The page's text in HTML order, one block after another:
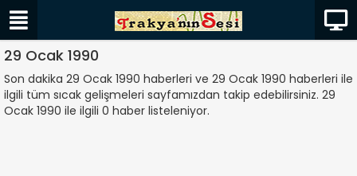
29 Ocak 1990
Son dakika 29 Ocak 1990 haberleri ve 29 Ocak 1990 haberleri ile
ilgili tüm sıcak gelişmeleri sayfamızdan takip edebilirsiniz. 29
Ocak 1990 ile ilgili 0 haber listeleniyor.